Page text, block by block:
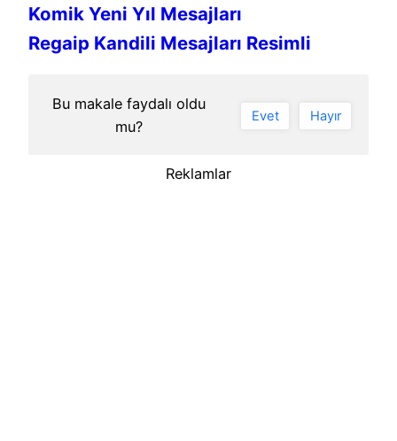
Komik Yeni Yıl Mesajları
Regaip Kandili Mesajları Resimli
Bu makale faydalı oldu
mu?
Evet Hayır
Reklamlar